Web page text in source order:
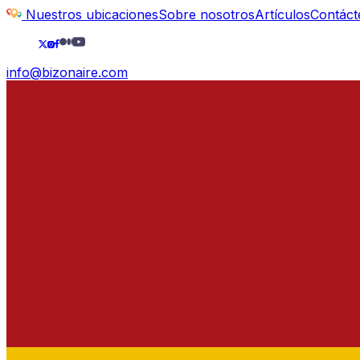
Nuestros ubicacionesSobre nosotrosArtículos
info@bizonaire.com